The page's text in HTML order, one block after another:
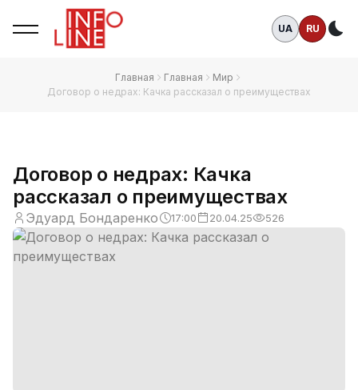
UA RU
Главная Главная
Мир
Договор о недрах: Качка рассказал о преимуществах
Договор о недрах: Качка
рассказал о преимуществах
Эдуард Бондаренко 17:00 20.04.25 526